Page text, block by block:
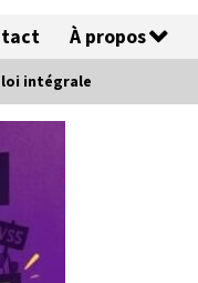
À propos
loi intégrale